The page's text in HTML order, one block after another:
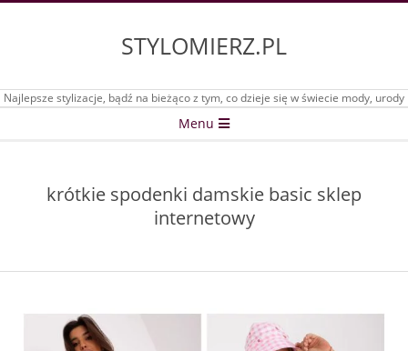
STYLOMIERZ.PL
Najlepsze stylizacje, bądź na bieżąco z tym, co dzieje się w świecie mody, urody
Menu
krótkie spodenki damskie basic sklep
internetowy